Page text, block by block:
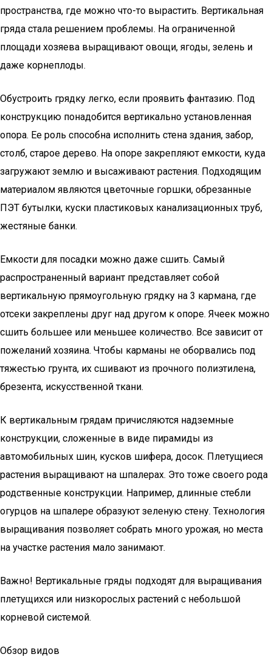
пространства, где можно что-то вырастить. Вертикальная
гряда стала решением проблемы. На ограниченной
площади хозяева выращивают овощи, ягоды, зелень и
даже корнеплоды.
Обустроить грядку легко, если проявить фантазию. Под
конструкцию понадобится вертикально установленная
опора. Ее роль способна исполнить стена здания, забор,
столб, старое дерево. На опоре закрепляют емкости, куда
загружают землю и высаживают растения. Подходящим
материалом являются цветочные горшки, обрезанные
ПЭТ бутылки, куски пластиковых канализационных труб,
жестяные банки.
Емкости для посадки можно даже сшить. Самый
распространенный вариант представляет собой
вертикальную прямоугольную грядку на 3 кармана, где
отсеки закреплены друг над другом к опоре. Ячеек можно
сшить большее или меньшее количество. Все зависит от
пожеланий хозяина. Чтобы карманы не оборвались под
тяжестью грунта, их сшивают из прочного полиэтилена,
брезента, искусственной ткани.
К вертикальным грядам причисляются надземные
конструкции, сложенные в виде пирамиды из
автомобильных шин, кусков шифера, досок. Плетущиеся
растения выращивают на шпалерах. Это тоже своего рода
родственные конструкции. Например, длинные стебли
огурцов на шпалере образуют зеленую стену. Технология
выращивания позволяет собрать много урожая, но места
на участке растения мало занимают.
Важно! Вертикальные гряды подходят для выращивания
плетущихся или низкорослых растений с небольшой
корневой системой.
Обзор видов